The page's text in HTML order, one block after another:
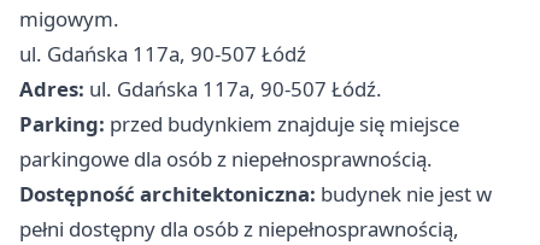
migowym.
ul. Gdańska 117a, 90-507 Łódź
Adres: ul. Gdańska 117a, 90-507 Łódź.
Parking: przed budynkiem znajduje się miejsce
parkingowe dla osób z niepełnosprawnością.
Dostępność architektoniczna: budynek nie jest w
pełni dostępny dla osób z niepełnosprawnością,